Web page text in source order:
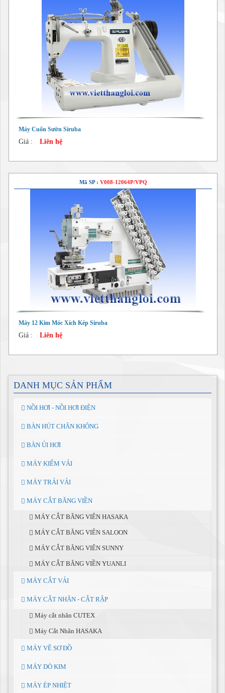
Máy Cuốn Sườn Siruba
Giá : Liên hệ
Mã SP : V008-12064P/VPQ
Máy 12 Kim Móc Xích Kép Siruba
Giá : Liên hệ
DANH MỤC SẢN PHẨM
NỒI HƠI - NỒI HƠI ĐIỆN
BÀN HÚT CHÂN KHÔNG
BÀN ỦI HƠI
MÁY KIỂM VẢI
MÁY TRẢI VẢI
MÁY CẮT BĂNG VIỀN
MÁY CẮT BĂNG VIÊN HASAKA
MÁY CẮT BĂNG VIÊN SALOON
MÁY CẮT BĂNG VIÊN SUNNY
MÁY CẮT BĂNG VIỀN YUANLI
MÁY CẮT VẢI
MÁY CẮT NHÃN - CẮT RẬP
Máy cắt nhãn CUTEX
Máy Cắt Nhãn HASAKA
MÁY VẼ SƠ ĐỒ
MÁY DÒ KIM
MÁY ÉP NHIỆT